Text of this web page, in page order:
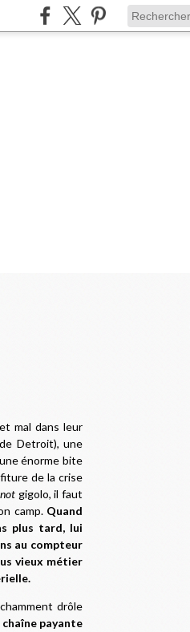
mal dans leur
Detroit), une
énorme bite
de la crise
gigolo, il faut
camp. Quand
plus tard, lui
au compteur
vieux métier
drôle
payante